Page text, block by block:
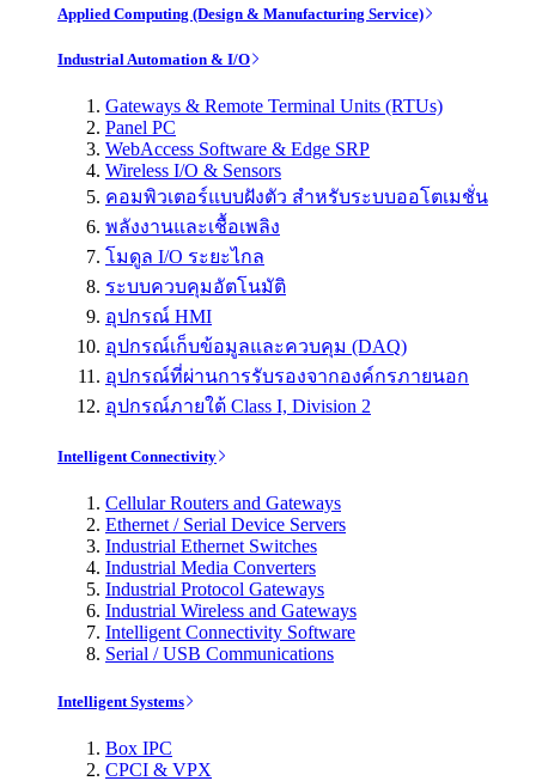
Applied Computing (Design & Manufacturing Service)
Industrial Automation & I/O
Gateways & Remote Terminal Units (RTUs)
Panel PC
WebAccess Software & Edge SRP
Wireless I/O & Sensors
คอมพิวเตอร์แบบฝังตัว สำหรับระบบออโตเมชั่น
พลังงานและเชื้อเพลิง
โมดูล I/O ระยะไกล
ระบบควบคุมอัตโนมัติ
อุปกรณ์ HMI
อุปกรณ์เก็บข้อมูลและควบคุม (DAQ)
อุปกรณ์ที่ผ่านการรับรองจากองค์กรภายนอก
อุปกรณ์ภายใต้ Class I, Division 2
Intelligent Connectivity
Cellular Routers and Gateways
Ethernet / Serial Device Servers
Industrial Ethernet Switches
Industrial Media Converters
Industrial Protocol Gateways
Industrial Wireless and Gateways
Intelligent Connectivity Software
Serial / USB Communications
Intelligent Systems
Box IPC
CPCI & VPX